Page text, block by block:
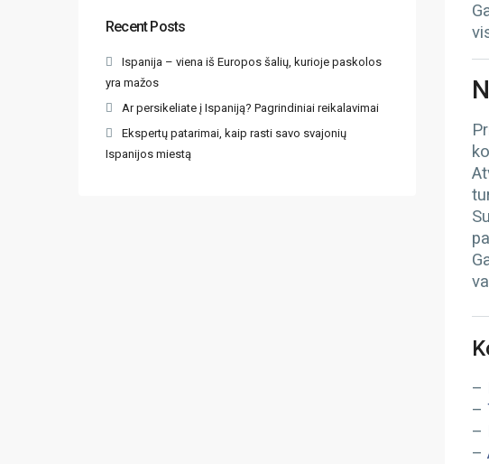
–
–
–
–
Recent Posts
Ispanija – viena iš Europos šalių, kurioje paskolos
yra mažos
Ar persikeliate į Ispaniją? Pagrindiniai reikalavimai
Ekspertų patarimai, kaip rasti savo svajonių
Ispanijos miestą